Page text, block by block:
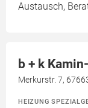
Austausch,
b + k
Merkurstr. 7,
HEIZUNG